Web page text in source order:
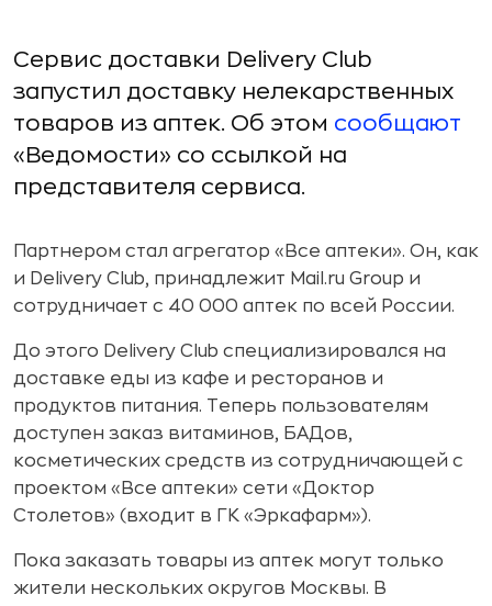
Сервис доставки Delivery Club
запустил доставку нелекарственных
товаров из аптек. Об этом сообщают
«Ведомости» со ссылкой на
представителя сервиса.
Партнером стал агрегатор «Все аптеки». Он, как
и Delivery Club, принадлежит Mail.ru Group и
сотрудничает с 40 000 аптек по всей России.
До этого Delivery Club специализировался на
доставке еды из кафе и ресторанов и
продуктов питания. Теперь пользователям
доступен заказ витаминов, БАДов,
косметических средств из сотрудничающей с
проектом «Все аптеки» сети «Доктор
Столетов» (входит в ГК «Эркафарм»).
Пока заказать товары из аптек могут только
жители нескольких округов Москвы. В